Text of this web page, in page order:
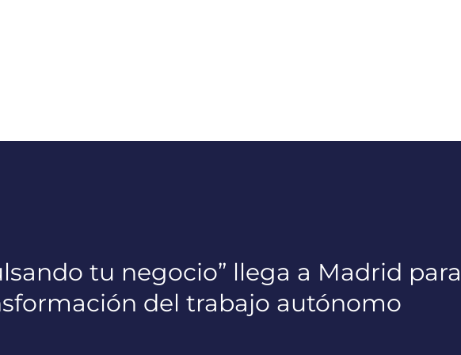
tu negocio” llega a Madrid
del trabajo autónomo